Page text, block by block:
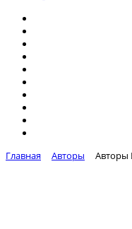
Главная Авторы Авторы